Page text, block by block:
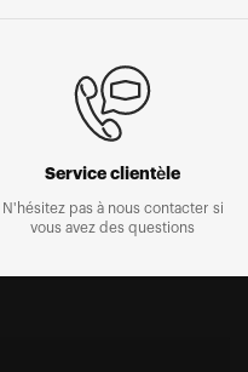
Service clientèle
N'hésitez pas à nous contacter si
vous avez des questions